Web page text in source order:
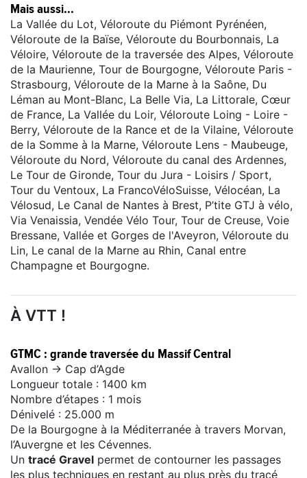
Mais aussi...
La Vallée du Lot, Véloroute du Piémont Pyrénéen,
Véloroute de la Baïse, Véloroute du Bourbonnais, La
Véloire, Véloroute de la traversée des Alpes, Véloroute
de la Maurienne, Tour de Bourgogne, Véloroute Paris -
Strasbourg, Véloroute de la Marne à la Saône, Du
Léman au Mont-Blanc, La Belle Via, La Littorale, Cœur
de France, La Vallée du Loir, Véloroute Loing - Loire -
Berry, Véloroute de la Rance et de la Vilaine, Véloroute
de la Somme à la Marne, Véloroute Lens - Maubeuge,
Véloroute du Nord, Véloroute du canal des Ardennes,
Le Tour de Gironde, Tour du Jura - Loisirs / Sport,
Tour du Ventoux, La FrancoVéloSuisse, Vélocéan, La
Vélosud, Le Canal de Nantes à Brest, P’tite GTJ à vélo,
Via Venaissia, Vendée Vélo Tour, Tour de Creuse, Voie
Bressane, Vallée et Gorges de l'Aveyron, Véloroute du
Lin, Le canal de la Marne au Rhin, Canal entre
Champagne et Bourgogne.
À VTT !
GTMC : grande traversée du Massif Central
Avallon -> Cap d’Agde
Longueur totale : 1400 km
Nombre d’étapes : 1 mois
Dénivelé : 25.000 m
De la Bourgogne à la Méditerranée à travers Morvan,
l’Auvergne et les Cévennes.
Un tracé Gravel permet de contourner les passages
les plus techniques en restant au plus près du tracé